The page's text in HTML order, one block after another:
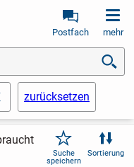
Postfach mehr
zurücksetzen
Suche
speichern
Sortierung